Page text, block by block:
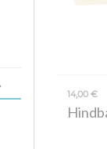
14,00 €